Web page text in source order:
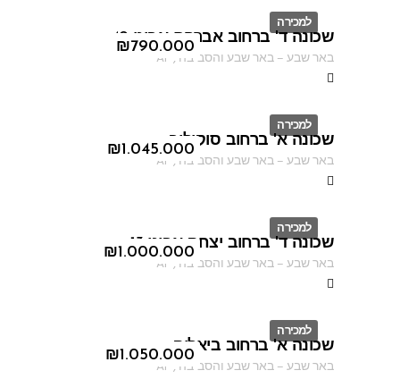
למכירה
ID
₪790.000
שכונה ד' ברחוב אברהם אבינו 49
באר שבע–באר שבע והסביבה ,
AF
למכירה
ID
₪1.045.000
שכונה א' ברחוב סוקולוב
באר שבע–באר שבע והסביבה ,
AF
למכירה
ID
₪1.000.000
שכונה ד' ברחוב יצחק אבינו 13
באר שבע–באר שבע והסביבה ,
AF
למכירה
ID
₪1.050.000
שכונה א' ברחוב ביאליק
באר שבע–באר שבע והסביבה ,
AF